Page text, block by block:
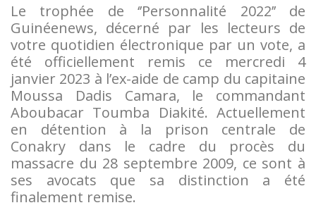
Le trophée de ‘’Personnalité 2022’’ de
Guinéenews, décerné par les lecteurs de
votre quotidien électronique par un vote, a
été officiellement remis ce mercredi 4
janvier 2023 à l’ex-aide de camp du capitaine
Moussa Dadis Camara, le commandant
Aboubacar Toumba Diakité. Actuellement
en détention à la prison centrale de
Conakry dans le cadre du procès du
massacre du 28 septembre 2009, ce sont à
ses avocats que sa distinction a été
finalement remise.